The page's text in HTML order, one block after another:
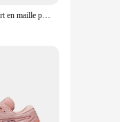
a
Chaussures de sport en maille pour hommes, baskets décontractées de luxe, chaussures de course à plateforme légère, chaussures de marche de basket-ball, mode d'été